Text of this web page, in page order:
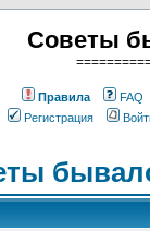
Советы
Правила
FAQ
Регистрация